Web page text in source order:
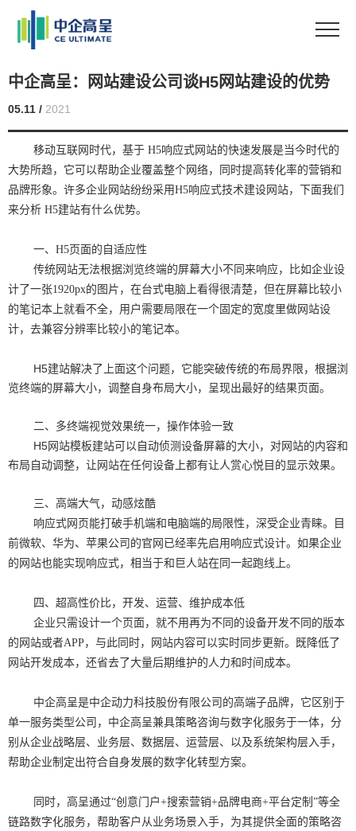
中企高呈：网站建设公司谈H5网站建设的优势
05.11 / 2021
移动互联网时代，基于 H5响应式网站的快速发展是当今时代的
大势所趋，它可以帮助企业覆盖整个网络，同时提高转化率的营销和
品牌形象。许多企业网站纷纷采用H5响应式技术建设网站，下面我们
来分析 H5建站有什么优势。
一、H5页面的自适应性
传统网站无法根据浏览终端的屏幕大小不同来响应，比如企业设
计了一张1920px的图片，在台式电脑上看得很清楚，但在屏幕比较小
的笔记本上就看不全，用户需要局限在一个固定的宽度里做网站设
计，去兼容分辨率比较小的笔记本。
H5建站解决了上面这个问题，它能突破传统的布局界限，根据浏
览终端的屏幕大小，调整自身布局大小，呈现出最好的结果页面。
二、多终端视觉效果统一，操作体验一致
H5网站模板建站可以自动侦测设备屏幕的大小，对网站的内容和
布局自动调整，让网站在任何设备上都有让人赏心悦目的显示效果。
三、高端大气，动感炫酷
响应式网页能打破手机端和电脑端的局限性，深受企业青睐。目
前微软、华为、苹果公司的官网已经率先启用响应式设计。如果企业
的网站也能实现响应式，相当于和巨人站在同一起跑线上。
四、超高性价比，开发、运营、维护成本低
企业只需设计一个页面，就不用再为不同的设备开发不同的版本
的网站或者APP，与此同时，网站内容可以实时同步更新。既降低了
网站开发成本，还省去了大量后期维护的人力和时间成本。
中企高呈是中企动力科技股份有限公司的高端子品牌，它区别于
单一服务类型公司，中企高呈兼具策略咨询与数字化服务于一体，分
别从企业战略层、业务层、数据层、运营层、以及系统架构层入手，
帮助企业制定出符合自身发展的数字化转型方案。
同时，高呈通过“创意门户+搜索营销+品牌电商+平台定制”等全
链路数字化服务，帮助客户从业务场景入手，为其提供全面的策略咨